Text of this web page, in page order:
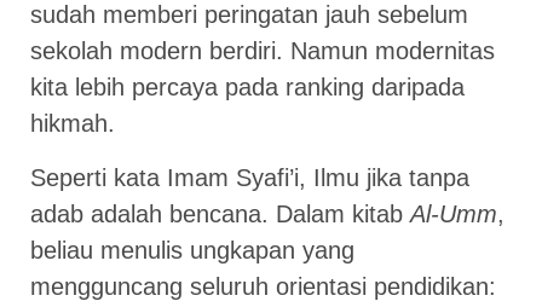
sudah memberi peringatan jauh sebelum
sekolah modern berdiri. Namun modernitas
kita lebih percaya pada ranking daripada
hikmah.
Seperti kata Imam Syafi’i, Ilmu jika tanpa
adab adalah bencana. Dalam kitabAl-Umm,
beliau menulis ungkapan yang
mengguncang seluruh orientasi pendidikan: